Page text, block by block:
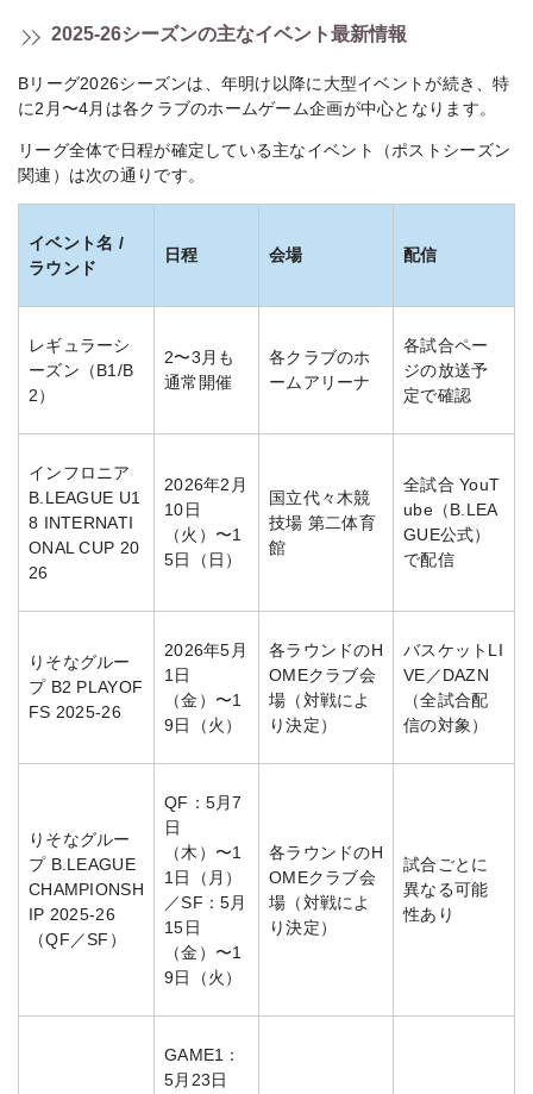
2025-26シーズンの主なイベント最新情報
Bリーグ2026シーズンは、年明け以降に大型イベントが続き、特
に2月〜4月は各クラブのホームゲーム企画が中心となります。
リーグ全体で日程が確定している主なイベント（ポストシーズン
関連）は次の通りです。
イベント名 /
ラウンド
日程 会場 配信
レギュラーシ
ーズン（B1/B
2）
2〜3月も
通常開催
各クラブのホ
ームアリーナ
各試合ペー
ジの放送予
定で確認
インフロニア
B.LEAGUE U1
8 INTERNATI
ONAL CUP 20
26
2026年2月
10日
（火）〜1
5日（日）
国立代々木競
技場 第二体育
館
全試合 YouT
ube（B.LEA
GUE公式）
で配信
りそなグルー
プ B2 PLAYOF
FS 2025-26
2026年5月
1日
（金）〜1
9日（火）
各ラウンドのH
OMEクラブ会
場（対戦によ
り決定）
バスケットLI
VE／DAZN
（全試合配
信の対象）
りそなグルー
プ B.LEAGUE
CHAMPIONSH
IP 2025-26
（QF／SF）
QF：5月7
日
（木）〜1
1日（月）
／SF：5月
15日
（金）〜1
9日（火）
各ラウンドのH
OMEクラブ会
場（対戦によ
り決定）
試合ごとに
異なる可能
性あり
GAME1：
5月23日